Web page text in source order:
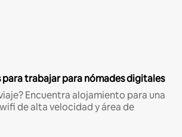
para trabajar para nómades digitales
Encuentra alojamiento para una
de alta velocidad y área de